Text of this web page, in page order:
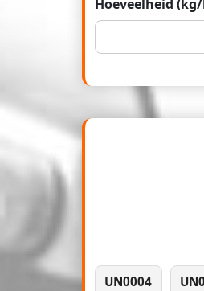
Hoeveelheid
UN0004